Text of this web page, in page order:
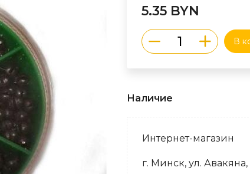
5.35 BYN
В
Наличие
Интернет-магазин
г. Минск, ул. Авакяна,